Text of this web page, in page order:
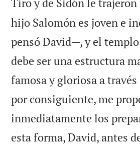
hijo Salomón es joven e
pensó David—, y el templo
debe ser una estructura
famosa y gloriosa a
por consiguiente, me
inmediatamente los
esta forma, David, antes